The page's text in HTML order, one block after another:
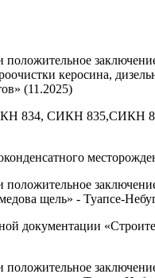
керосина,
(11.2025)
834, СИКН
щель» - Туапсе-
документации